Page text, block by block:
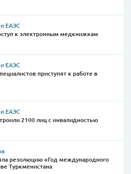
ЕАЭС
к электронным медкнижкам
ЕАЭС
приступят к работе в
ЕАЭС
2100 лиц с инвалидностью
резолюцию «Год международного
Туркменистана